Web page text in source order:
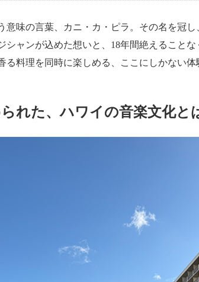
味の言葉、カニ・カ・ピラ。その名を冠
シャンが込めた想いと、18年間絶えること
料理を同時に楽しめる、ここにしかない体
れた、ハワイの音楽文化と